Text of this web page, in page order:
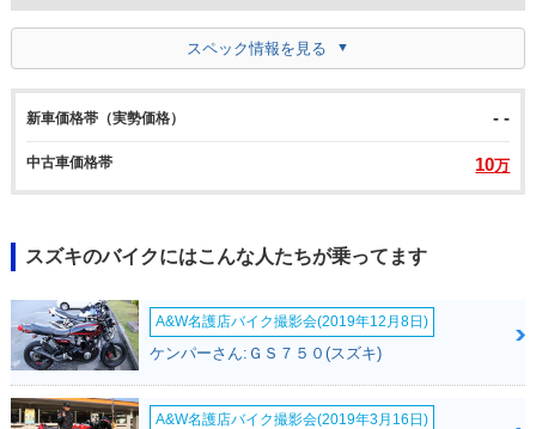
スペック情報を見る
新車価格帯（実勢価格） - -
中古車価格帯 10万
スズキのバイクにはこんな人たちが乗ってます
A&W名護店バイク撮影会(2019年12月8日)
ケンパーさん:ＧＳ７５０(スズキ)
A&W名護店バイク撮影会(2019年3月16日)